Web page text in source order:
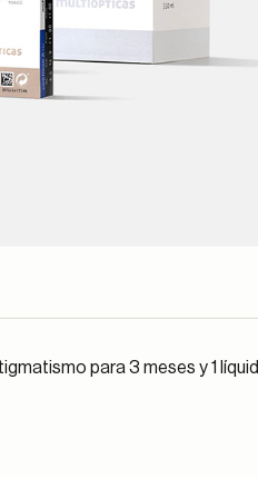
para 3 meses y 1